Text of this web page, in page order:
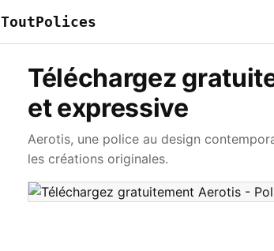
ToutPolices
Téléchargez
et expressive
Aerotis, une police au design
les créations originales.